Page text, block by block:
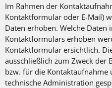
Im Rahmen der
Kontaktformular oder E-Mail)
Daten erhoben. Welche Daten
Kontaktformulars erhoben
Kontaktformular ersichtlich.
ausschließlich zum Zweck der
bzw. für die
technische Administration